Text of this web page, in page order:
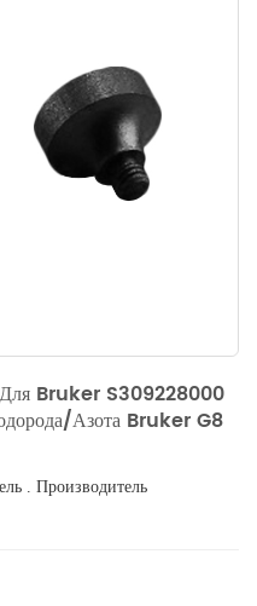
Для Bruker S309228000
азота Bruker G8
. Производитель